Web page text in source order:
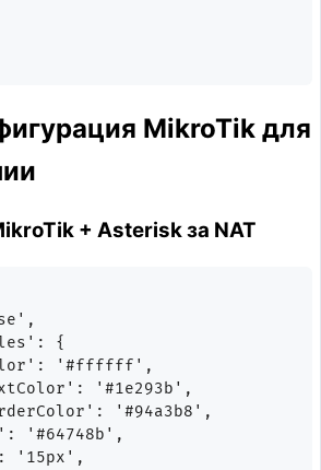
MikroTik для
+ Asterisk за NAT
{
'#ffffff',
'#1e293b',
'#94a3b8',
'#64748b',
'15px',